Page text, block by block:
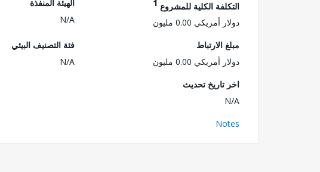
التكلفة الكلية للمشروع 1
دولار أمريكي 0.00 مليون
الهيئة المنفذة
N/A
مبلغ الارتباط
دولار أمريكي 0.00 مليون
فئة التصنيف البيئي
N/A
اخر تاريخ تحديث
N/A
Notes